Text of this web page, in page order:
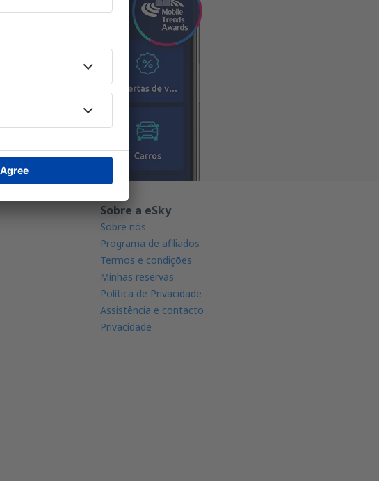
Sobre a eSky
Sobre nós
Programa de afiliados
Termos e condições
Minhas reservas
Política de Privacidade
Assistência e contacto
Privacidade